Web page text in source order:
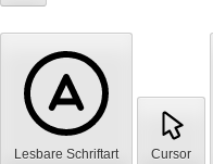
Lesbare Schriftart Cursor